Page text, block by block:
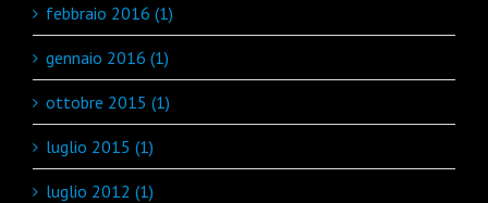
febbraio 2016 (1)
gennaio 2016 (1)
ottobre 2015 (1)
luglio 2015 (1)
luglio 2012 (1)